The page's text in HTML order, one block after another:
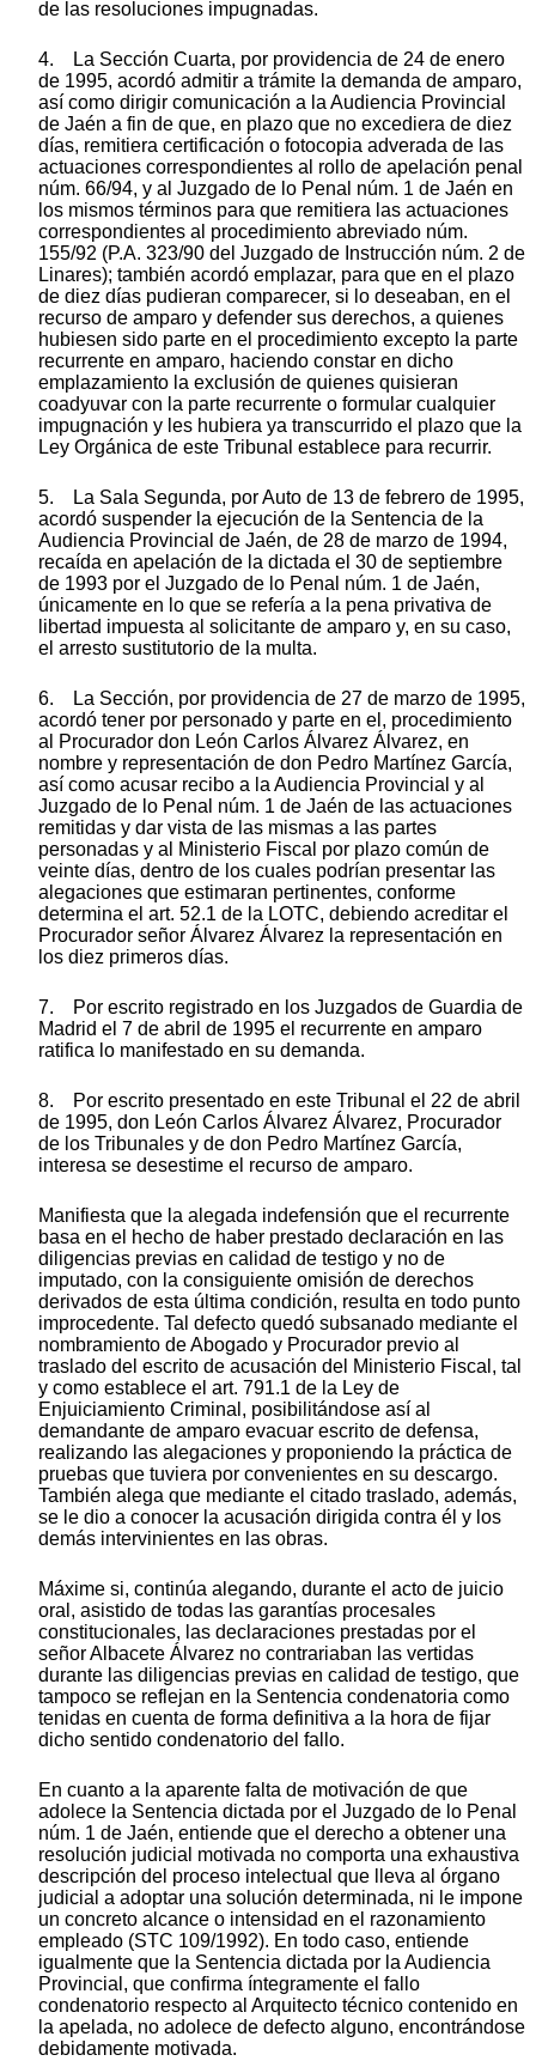
de las resoluciones impugnadas.
4. La Sección Cuarta, por providencia de 24 de enero
de 1995, acordó admitir a trámite la demanda de amparo,
así como dirigir comunicación a la Audiencia Provincial
de Jaén a fin de que, en plazo que no excediera de diez
días, remitiera certificación o fotocopia adverada de las
actuaciones correspondientes al rollo de apelación penal
núm. 66/94, y al Juzgado de lo Penal núm. 1 de Jaén en
los mismos términos para que remitiera las actuaciones
correspondientes al procedimiento abreviado núm.
155/92 (P.A. 323/90 del Juzgado de Instrucción núm. 2 de
Linares); también acordó emplazar, para que en el plazo
de diez días pudieran comparecer, si lo deseaban, en el
recurso de amparo y defender sus derechos, a quienes
hubiesen sido parte en el procedimiento excepto la parte
recurrente en amparo, haciendo constar en dicho
emplazamiento la exclusión de quienes quisieran
coadyuvar con la parte recurrente o formular cualquier
impugnación y les hubiera ya transcurrido el plazo que la
Ley Orgánica de este Tribunal establece para recurrir.
5. La Sala Segunda, por Auto de 13 de febrero de 1995,
acordó suspender la ejecución de la Sentencia de la
Audiencia Provincial de Jaén, de 28 de marzo de 1994,
recaída en apelación de la dictada el 30 de septiembre
de 1993 por el Juzgado de lo Penal núm. 1 de Jaén,
únicamente en lo que se refería a la pena privativa de
libertad impuesta al solicitante de amparo y, en su caso,
el arresto sustitutorio de la multa.
6. La Sección, por providencia de 27 de marzo de 1995,
acordó tener por personado y parte en el, procedimiento
al Procurador don León Carlos Álvarez Álvarez, en
nombre y representación de don Pedro Martínez García,
así como acusar recibo a la Audiencia Provincial y al
Juzgado de lo Penal núm. 1 de Jaén de las actuaciones
remitidas y dar vista de las mismas a las partes
personadas y al Ministerio Fiscal por plazo común de
veinte días, dentro de los cuales podrían presentar las
alegaciones que estimaran pertinentes, conforme
determina el art. 52.1 de la LOTC, debiendo acreditar el
Procurador señor Álvarez Álvarez la representación en
los diez primeros días.
7. Por escrito registrado en los Juzgados de Guardia de
Madrid el 7 de abril de 1995 el recurrente en amparo
ratifica lo manifestado en su demanda.
8. Por escrito presentado en este Tribunal el 22 de abril
de 1995, don León Carlos Álvarez Álvarez, Procurador
de los Tribunales y de don Pedro Martínez García,
interesa se desestime el recurso de amparo.
Manifiesta que la alegada indefensión que el recurrente
basa en el hecho de haber prestado declaración en las
diligencias previas en calidad de testigo y no de
imputado, con la consiguiente omisión de derechos
derivados de esta última condición, resulta en todo punto
improcedente. Tal defecto quedó subsanado mediante el
nombramiento de Abogado y Procurador previo al
traslado del escrito de acusación del Ministerio Fiscal, tal
y como establece el art. 791.1 de la Ley de
Enjuiciamiento Criminal, posibilitándose así al
demandante de amparo evacuar escrito de defensa,
realizando las alegaciones y proponiendo la práctica de
pruebas que tuviera por convenientes en su descargo.
También alega que mediante el citado traslado, además,
se le dio a conocer la acusación dirigida contra él y los
demás intervinientes en las obras.
Máxime si, continúa alegando, durante el acto de juicio
oral, asistido de todas las garantías procesales
constitucionales, las declaraciones prestadas por el
señor Albacete Álvarez no contrariaban las vertidas
durante las diligencias previas en calidad de testigo, que
tampoco se reflejan en la Sentencia condenatoria como
tenidas en cuenta de forma definitiva a la hora de fijar
dicho sentido condenatorio del fallo.
En cuanto a la aparente falta de motivación de que
adolece la Sentencia dictada por el Juzgado de lo Penal
núm. 1 de Jaén, entiende que el derecho a obtener una
resolución judicial motivada no comporta una exhaustiva
descripción del proceso intelectual que lleva al órgano
judicial a adoptar una solución determinada, ni le impone
un concreto alcance o intensidad en el razonamiento
empleado (STC 109/1992). En todo caso, entiende
igualmente que la Sentencia dictada por la Audiencia
Provincial, que confirma íntegramente el fallo
condenatorio respecto al Arquitecto técnico contenido en
la apelada, no adolece de defecto alguno, encontrándose
debidamente motivada.